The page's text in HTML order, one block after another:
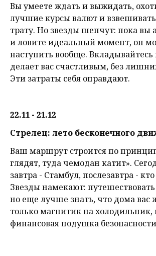
Вы умеете ждать и выжидать,
лучшие курсы валют и
трату. Но звезды шепчут: пока вы
и ловите идеальный момент, он
наступить вообще. Вкладывайтесь
делает вас счастливым, без
Эти затраты себя оправдают.
22.11 - 21.12
Стрелец: лето бесконечного
Ваш маршрут строится по
глядят, туда чемодан катит».
завтра - Стамбул, послезавтра -
Звезды намекают: путешествовать
но еще лучше знать, что дома вас
только магнитик на холодильник,
финансовая подушка